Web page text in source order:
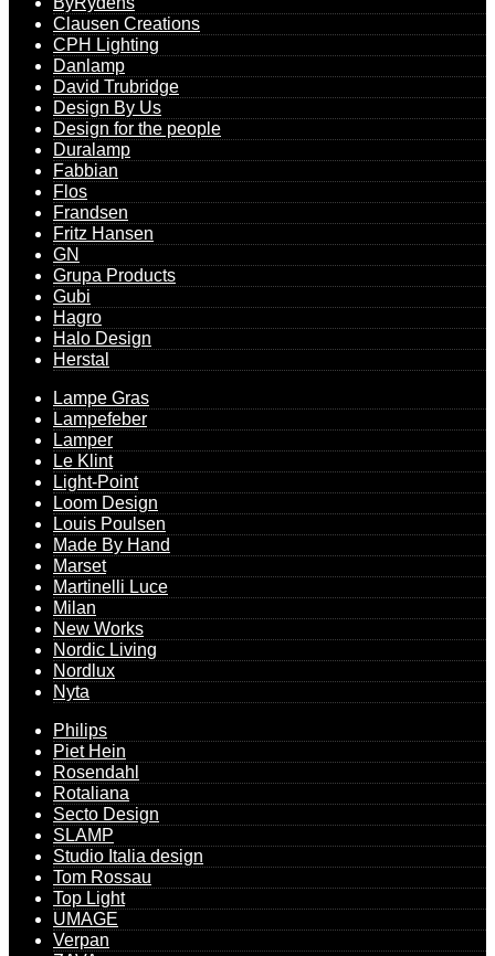
Clausen Creations
CPH Lighting
Danlamp
David Trubridge
Design By Us
Design for the people
Duralamp
Fabbian
Flos
Frandsen
Fritz Hansen
GN
Grupa Products
Gubi
Hagro
Halo Design
Herstal
Lampe Gras
Lampefeber
Lamper
Le Klint
Light-Point
Loom Design
Louis Poulsen
Made By Hand
Marset
Martinelli Luce
Milan
New Works
Nordic Living
Nordlux
Nyta
Philips
Piet Hein
Rosendahl
Rotaliana
Secto Design
SLAMP
Studio Italia design
Tom Rossau
Top Light
UMAGE
Verpan